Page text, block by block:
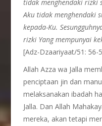
tidak menghendaki rizki
Aku tidak menghendaki
kepada-Ku.
rizki Yang mempunyai
[Adz-Dzaariyaat/51: 56-
Allah Azza wa Jalla
penciptaan jin dan
melaksanakan ibadah
Jalla. Dan Allah
mereka, akan tetapi